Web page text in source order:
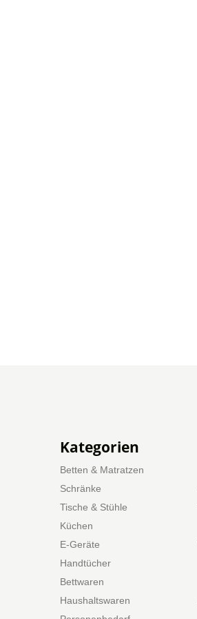
Kategorien
Betten & Matratzen
Schränke
Tische & Stühle
Küchen
E-Geräte
Handtücher
Bettwaren
Haushaltswaren